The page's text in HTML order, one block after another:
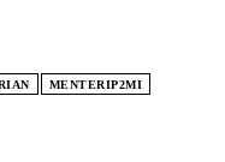
MENTERIP2MI